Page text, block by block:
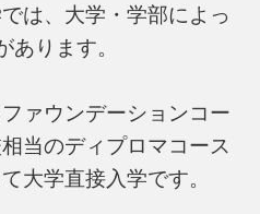
は、大学・学部によっ
あります。
ァウンデーションコー
当のディプロマコース
大学直接入学です。